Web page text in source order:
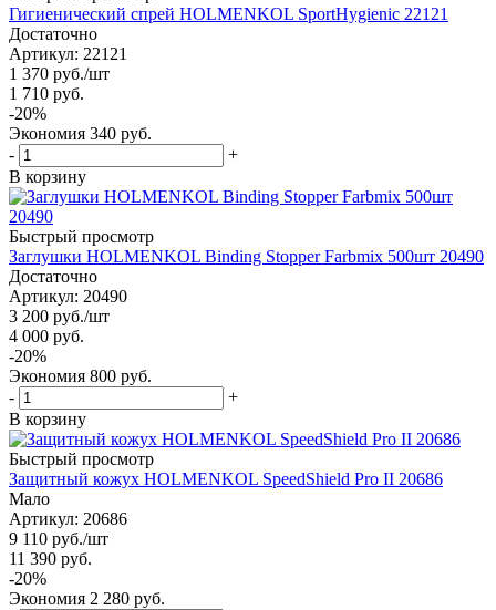
Гигиенический спрей HOLMENKOL SportHygienic 22121
Достаточно
Артикул: 22121
1 370 руб./шт
1 710 руб.
-20%
Экономия 340 руб.
-
+
В корзину
Быстрый просмотр
Заглушки HOLMENKOL Binding Stopper Farbmix 500шт 20490
Достаточно
Артикул: 20490
3 200 руб./шт
4 000 руб.
-20%
Экономия 800 руб.
-
+
В корзину
Быстрый просмотр
Защитный кожух HOLMENKOL SpeedShield Pro II 20686
Мало
Артикул: 20686
9 110 руб./шт
11 390 руб.
-20%
Экономия 2 280 руб.